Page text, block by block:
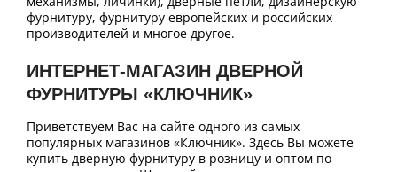
фурнитуру, фурнитуру европейских и российских
производителей и многое другое.
ИНТЕРНЕТ-МАГАЗИН ДВЕРНОЙ
ФУРНИТУРЫ «КЛЮЧНИК»
Приветствуем Вас на сайте одного из самых
популярных магазинов «Ключник». Здесь Вы можете
купить дверную фурнитуру в розницу и оптом по